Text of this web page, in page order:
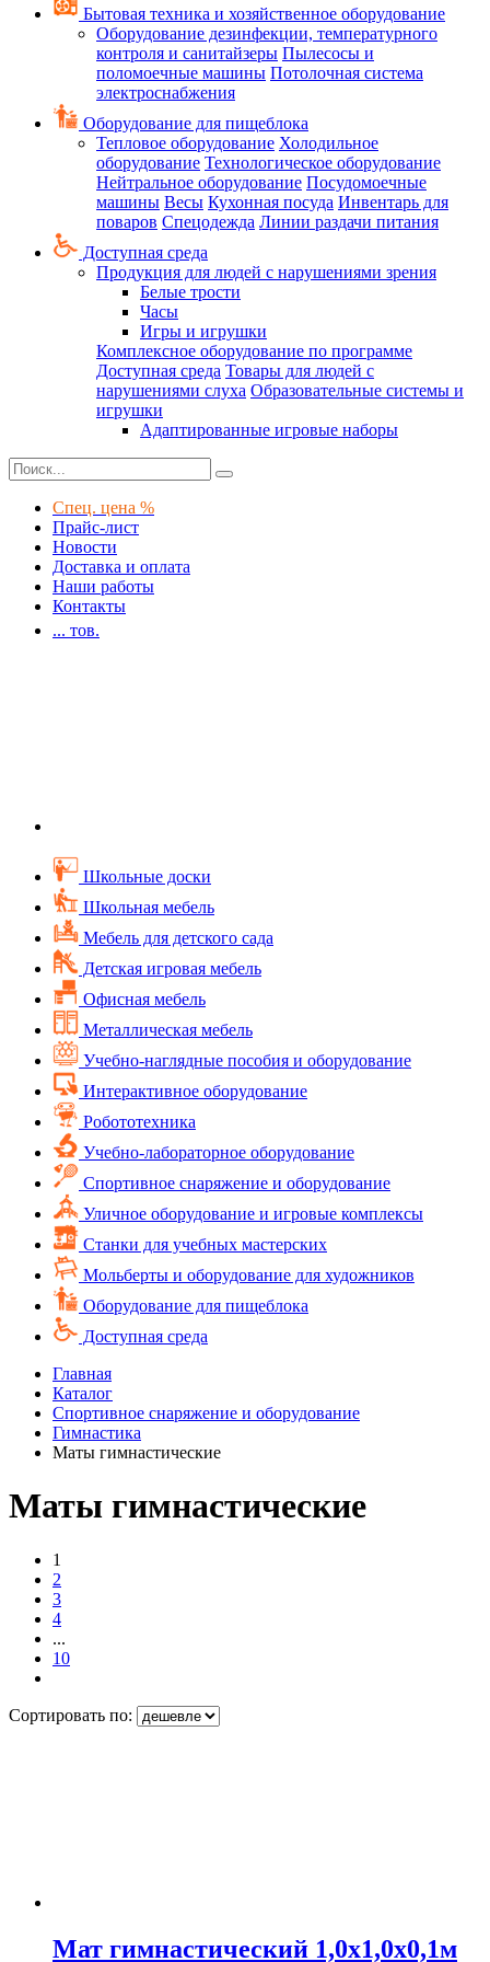
Бытовая техника и хозяйственное оборудование
Оборудование дезинфекции, температурного
контроля и санитайзеры Пылесосы и
поломоечные машины Потолочная система
электроснабжения
Оборудование для пищеблока
Тепловое оборудование Холодильное
оборудование Технологическое оборудование
Нейтральное оборудование Посудомоечные
машины Весы Кухонная посуда Инвентарь для
поваров Спецодежда Линии раздачи питания
Доступная среда
Продукция для людей с нарушениями зрения
Белые трости
Часы
Игры и игрушки
Комплексное оборудование по программе
Доступная среда Товары для людей с
нарушениями слуха Образовательные системы и
игрушки
Адаптированные игровые наборы
Спец. цена %
Прайс-лист
Новости
Доставка и оплата
Наши работы
Контакты
... тов.
Школьные доски
Школьная мебель
Мебель для детского сада
Детская игровая мебель
Офисная мебель
Металлическая мебель
Учебно-наглядные пособия и оборудование
Интерактивное оборудование
Робототехника
Учебно-лабораторное оборудование
Спортивное снаряжение и оборудование
Уличное оборудование и игровые комплексы
Cтанки для учебных мастерских
Мольберты и оборудование для художников
Оборудование для пищеблока
Доступная среда
Главная
Каталог
Спортивное снаряжение и оборудование
Гимнастика
Маты гимнастические
Маты гимнастические
1
2
3
4
...
10
Сортировать по:
Мат гимнастический 1,0х1,0х0,1м